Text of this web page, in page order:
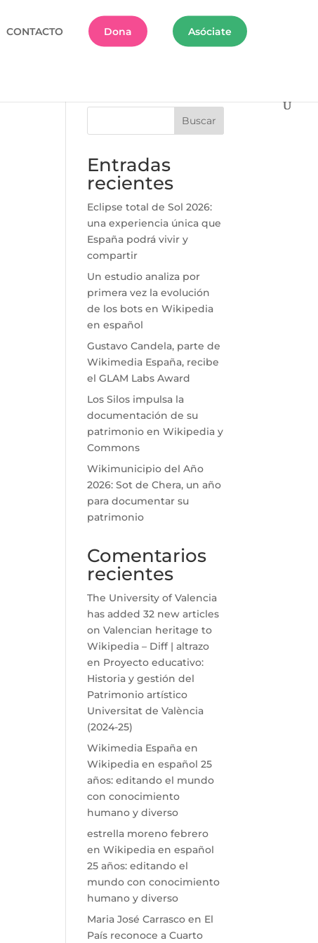
CONTACTO Dona Asóciate
Buscar
Entradas
recientes
Eclipse total de Sol 2026:
una experiencia única que
España podrá vivir y
compartir
Un estudio analiza por
primera vez la evolución
de los bots en Wikipedia
en español
Gustavo Candela, parte de
Wikimedia España, recibe
el GLAM Labs Award
Los Silos impulsa la
documentación de su
patrimonio en Wikipedia y
Commons
Wikimunicipio del Año
2026: Sot de Chera, un año
para documentar su
patrimonio
Comentarios
recientes
The University of Valencia
has added 32 new articles
on Valencian heritage to
Wikipedia – Diff | altrazo
en Proyecto educativo:
Historia y gestión del
Patrimonio artístico
Universitat de València
(2024-25)
Wikimedia España en
Wikipedia en español 25
años: editando el mundo
con conocimiento
humano y diverso
estrella moreno febrero
enWikipedia en español
25 años: editando el
mundo con conocimiento
humano y diverso
Maria José Carrasco en El
País reconoce a Cuarto